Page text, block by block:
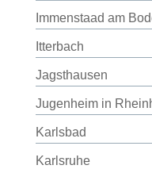
Immenstaad am
Itterbach
Jagsthausen
Jugenheim in
Karlsbad
Karlsruhe